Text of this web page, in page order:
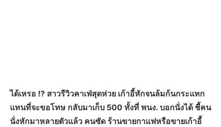
ได้เหรอ !? สาวรีวิวคาเฟ่สุดห่วย เก้าอี้หักจนล้มก้นกระแทก
แทนที่จะขอโทษ กลับมาเก็บ 500 ทั้งที่ พนง. บอกนั่งได้ ชี้คน
นั่งหักมาหลายตัวแล้ว คนซัด ร้านขายกาแฟหรือขายเก้าอี้